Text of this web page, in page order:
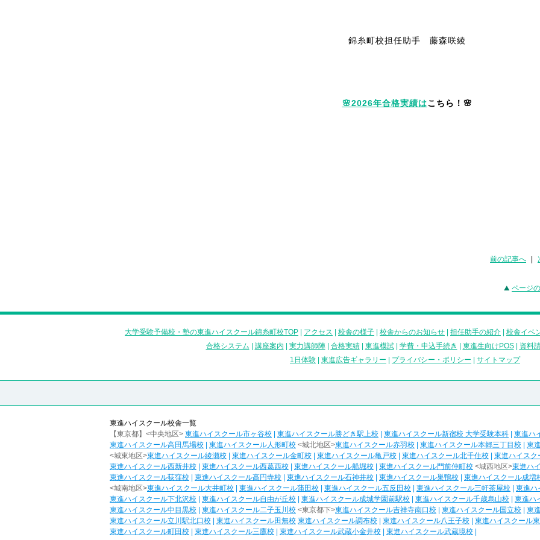
錦糸町校担任助手 藤森咲綾
🌸2026年合格実績はこちら！🌸
前の記事へ
ページ
大学受験予備校・塾の東進ハイスクール錦糸町校TOP アクセス 校舎の様子 校舎からのお知らせ 担任助手の紹介 校舎イベ
合格システム
講座案内 実力講師陣| 合格実績| 東進模試| 学費・申込手続き 東進生向けPOS| 資料
1日体験
東進広告ギャラリー プライバシー・ポリシー サイトマップ
東進ハイスクール校舎一覧
【東京都】<中央地区> 東進ハイスクール市ヶ谷校 東進ハイスクール勝どき駅上校 東進ハイスクール新宿校 大学受験本科 東進ハ
東進ハイスクール高田馬場校
東進ハイスクール人形町校 <城北地区>東進ハイスクール赤羽校 東進ハイスクール本郷三丁目校
東
<城東地区>東進ハイスクール綾瀬校 東進ハイスクール金町校 東進ハイスクール亀戸校 東進ハイスクール北千住校 東進ハイスク
東進ハイスクール西新井校
東進ハイスクール西葛西校 東進ハイスクール船堀校 東進ハイスクール門前仲町校 <城西地区>東進ハ
東進ハイスクール荻窪校
東進ハイスクール高円寺校 東進ハイスクール石神井校 東進ハイスクール巣鴨校 東進ハイスクール成増
<城南地区>東進ハイスクール大井町校 東進ハイスクール蒲田校 東進ハイスクール五反田校 東進ハイスクール三軒茶屋校 東進ハ
東進ハイスクール下北沢校
東進ハイスクール自由が丘校 東進ハイスクール成城学園前駅校 東進ハイスクール千歳烏山校
東進ハ
東進ハイスクール中目黒校
東進ハイスクール二子玉川校 <東京都下>東進ハイスクール吉祥寺南口校 東進ハイスクール国立校 東
東進ハイスクール立川駅北口校
東進ハイスクール田無校 東進ハイスクール調布校 東進ハイスクール八王子校 東進ハイスクール
東進ハイスクール町田校
東進ハイスクール三鷹校 東進ハイスクール武蔵小金井校 東進ハイスクール武蔵境校